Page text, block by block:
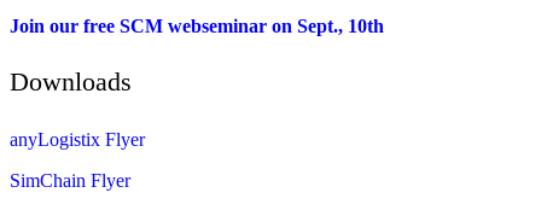
Join our free SCM webseminar on Sept., 10th
Downloads
anyLogistix Flyer
SimChain Flyer